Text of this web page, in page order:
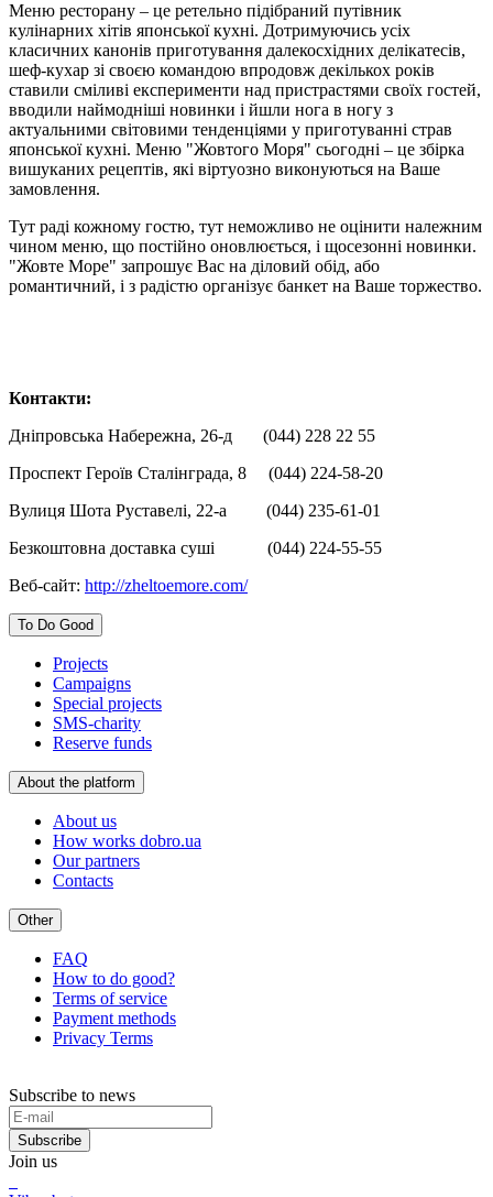
Меню ресторану – це ретельно підібраний путівник
кулінарних хітів японської кухні. Дотримуючись усіх
класичних канонів приготування далекосхідних делікатесів,
шеф-кухар зі своєю командою впродовж декількох років
ставили сміливі експерименти над пристрастями своїх гостей,
вводили наймодніші новинки і йшли нога в ногу з
актуальними світовими тенденціями у приготуванні страв
японської кухні. Меню "Жовтого Моря" сьогодні – це збірка
вишуканих рецептів, які віртуозно виконуються на Ваше
замовлення.
Тут раді кожному гостю, тут неможливо не оцінити належним
чином меню, що постійно оновлюється, і щосезонні новинки.
"Жовте Море" запрошує Вас на діловий обід, або
романтичний, і з радістю організує банкет на Ваше торжество.
Контакти:
Дніпровська Набережна, 26-д (044) 228 22 55
Проспект Героїв Сталінграда, 8 (044) 224-58-20
Вулиця Шота Руставелі, 22-а (044) 235-61-01
Безкоштовна доставка суші (044) 224-55-55
Веб-сайт: http://zheltoemore.com/
To Do Good
Projects
Campaigns
Special projects
SMS-charity
Reserve funds
About the platform
About us
How works dobro.ua
Our partners
Contacts
Other
FAQ
How to do good?
Terms of service
Payment methods
Privacy Terms
Subscribe to news
Subscribe
Join us